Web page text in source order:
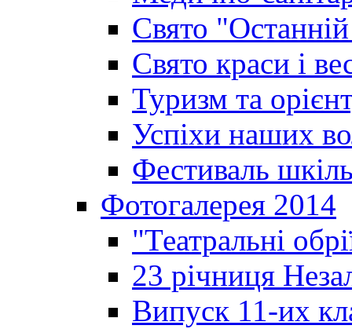
Свято
Свято краси і
Туризм та
Успіхи наших
Фестиваль
Фотогалерея 2014
"Театральні
23 річниця
Випуск 11-их